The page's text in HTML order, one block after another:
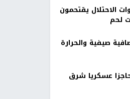
الاحتلال يقتحمون
لحم
صيفية والحرارة
عسكريا شرق